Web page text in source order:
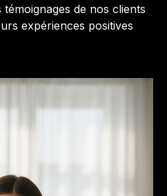
de nos clients
expériences positives